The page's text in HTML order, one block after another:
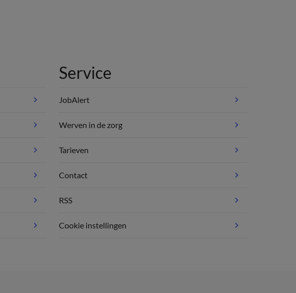
Service
JobAlert
Werven in de zorg
Tarieven
Contact
RSS
Cookie instellingen